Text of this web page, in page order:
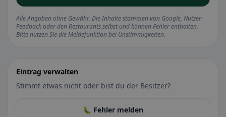
Alle Angaben ohne Gewähr. Die Inhalte stammen von Google, Nutzer-
Feedback oder den Restaurants selbst und können Fehler enthalten.
Bitte nutzen Sie die Meldefunktion bei Unstimmigkeiten.
Eintrag verwalten
Stimmt etwas nicht oder bist du der Besitzer?
🐛 Fehler melden